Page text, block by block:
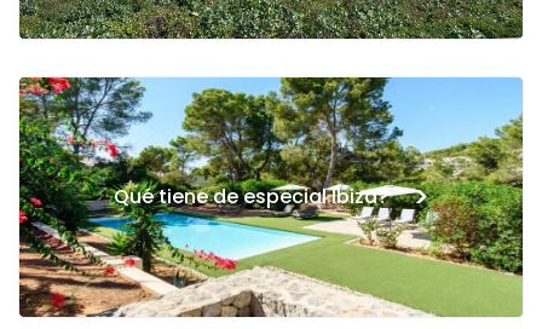
Qué tiene de especial Ibiza? >